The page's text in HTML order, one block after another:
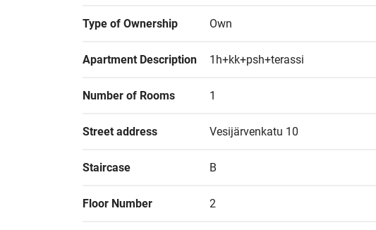
Type of Ownership Own
Apartment Description 1h+kk+psh+terassi
Number of Rooms 1
Street address Vesijärvenkatu 10
Staircase B
Floor Number 2